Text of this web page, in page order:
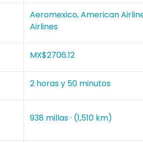
Aeromexico, American
Airlines
MX$2706.12
2 horas y 50 minutos
938 millas · (1,510 km)